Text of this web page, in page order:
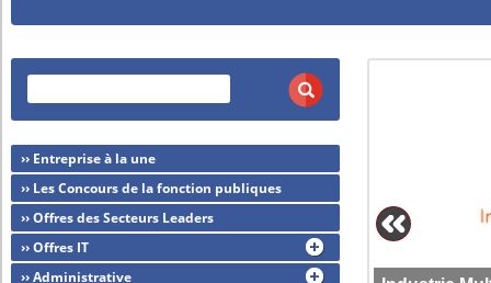
›› Entreprise à la une
›› Les Concours de la fonction publiques
›› Offres des Secteurs Leaders
›› Offres IT
›› Administrative